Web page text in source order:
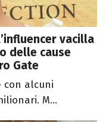
vacilla
delle cause
Gate
con alcuni
M...